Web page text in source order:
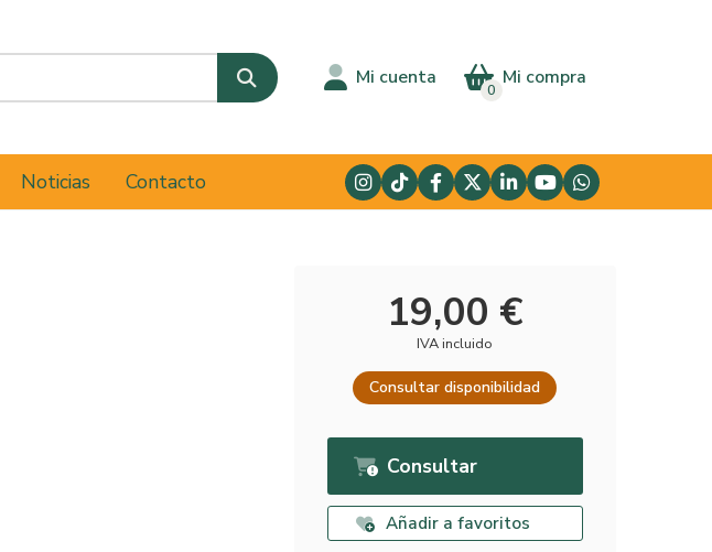
Mi cuenta Mi compra
0
Noticias Contacto
19,00 €
IVA incluido
Consultar disponibilidad
Consultar
Añadir a favoritos